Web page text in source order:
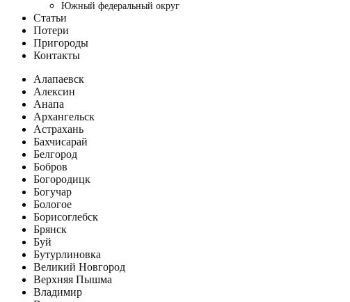
Южный федеральный округ
Статьи
Потери
Пригороды
Контакты
Алапаевск
Алексин
Анапа
Архангельск
Астрахань
Бахчисарай
Белгород
Бобров
Богородицк
Богучар
Бологое
Борисоглебск
Брянск
Буй
Бутурлиновка
Великий Новгород
Верхняя Пышма
Владимир